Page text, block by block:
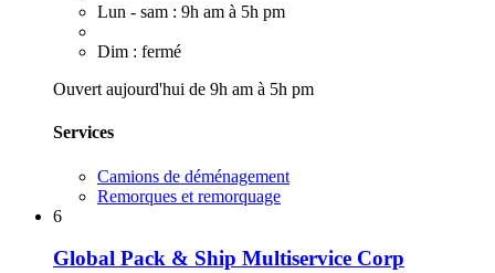
Lun - sam : 9h am à 5h pm
Dim : fermé
Ouvert aujourd'hui de 9h am à 5h pm
Services
Camions de déménagement
Remorques et remorquage
6
Global Pack & Ship Multiservice Corp